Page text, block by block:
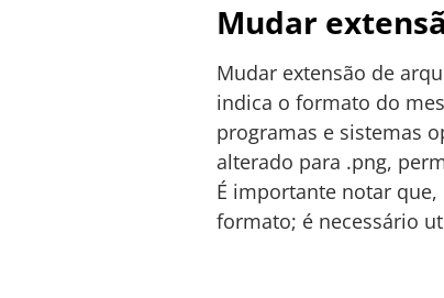
Mudar
Mudar extensão de
indica o formato do
programas e sistemas
alterado para .png,
É importante notar
formato; é necessário